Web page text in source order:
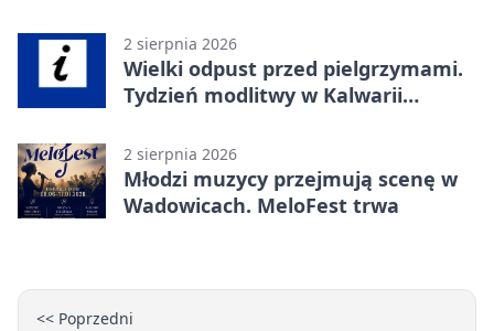
2 sierpnia 2026
Wielki odpust przed pielgrzymami.
Tydzień modlitwy w Kalwarii
2 sierpnia 2026
Młodzi muzycy przejmują scenę w
Wadowicach. MeloFest trwa
<< Poprzedni